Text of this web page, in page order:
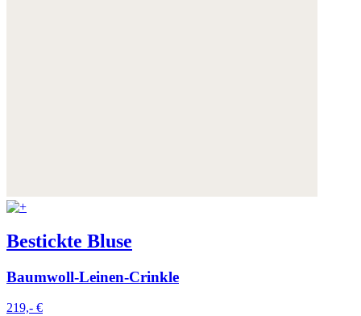
Bestickte Bluse
Baumwoll-Leinen-Crinkle
219,- €